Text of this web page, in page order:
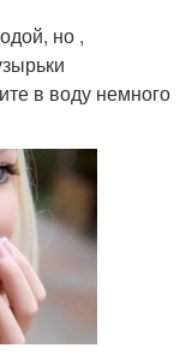
но ,
в воду немного